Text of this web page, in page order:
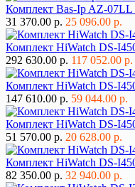
Комплект Bas-Ip AZ-
31 370.00 р. 25 096.00 р.
Комплект HiWatch DS-
292 630.00 р. 117 052.00 р.
Комплект HiWatch DS-
147 610.00 р. 59 044.00 р.
Комплект HiWatch DS-
51 570.00 р. 20 628.00 р.
Комплект HiWatch DS-
82 350.00 р. 32 940.00 р.